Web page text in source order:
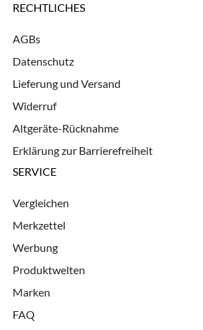
RECHTLICHES
AGBs
Datenschutz
Lieferung und Versand
Widerruf
Altgeräte-Rücknahme
Erklärung zur Barrierefreiheit
SERVICE
Vergleichen
Merkzettel
Werbung
Produktwelten
Marken
FAQ